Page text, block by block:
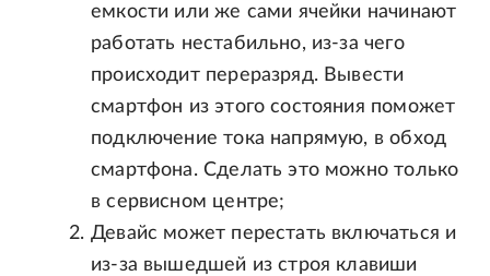
емкости или же сами ячейки начинают
работать нестабильно, из-за чего
происходит переразряд. Вывести
смартфон из этого состояния поможет
подключение тока напрямую, в обход
смартфона. Сделать это можно только
в сервисном центре;
Девайс может перестать включаться и
из-за вышедшей из строя клавиши